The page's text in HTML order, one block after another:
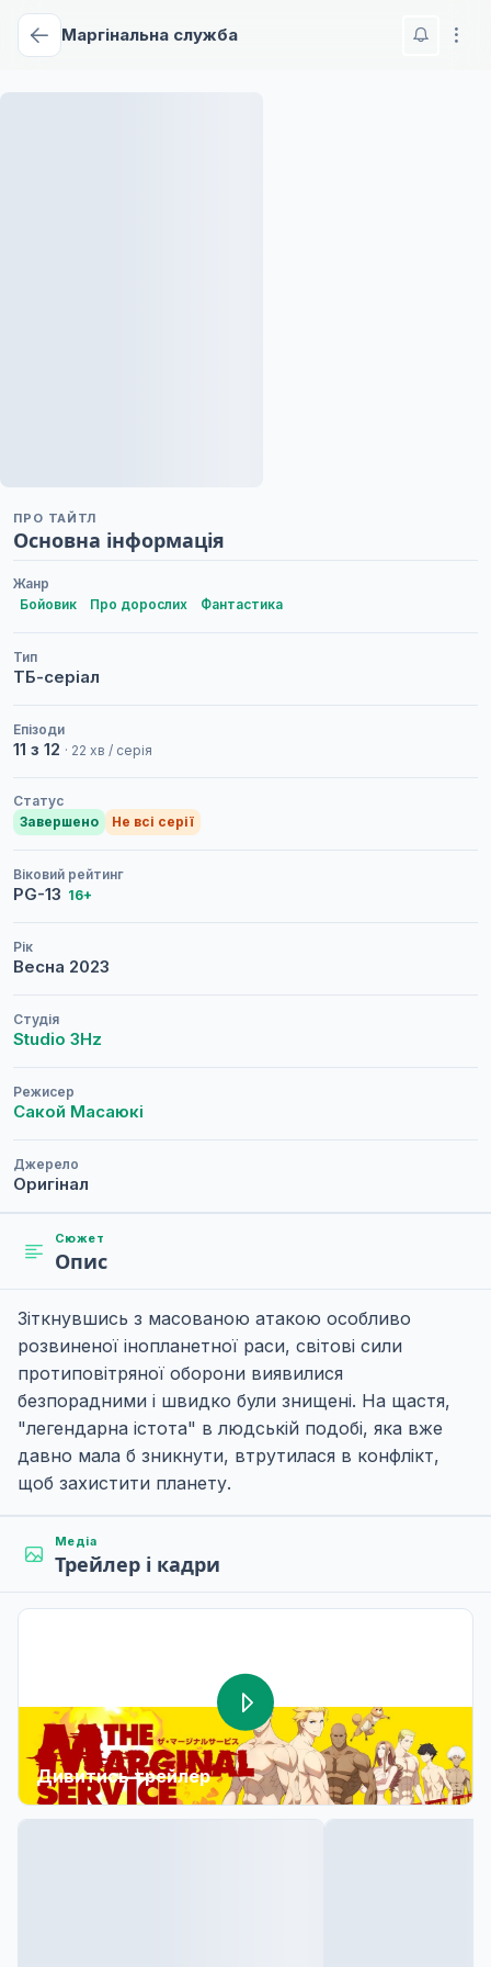
Маргінальна служба
ПРО ТАЙТЛ
Основна інформація
Жанр
Бойовик
Про дорослих Фантастика
Тип
ТБ-серіал
Епізоди
11 з 12 · 22 хв / серія
Статус
Завершено
Не всі серії
Віковий рейтинг
PG-13 16+
Рік
Весна 2023
Студія
Studio 3Hz
Режисер
Сакой Масаюкі
Джерело
Оригінал
Сюжет
Опис
Зіткнувшись з масованою атакою особливо
розвиненої інопланетної раси, світові сили
протиповітряної оборони виявилися
безпорадними і швидко були знищені. На щастя,
"легендарна істота" в людській подобі, яка вже
давно мала б зникнути, втрутилася в конфлікт,
щоб захистити планету.
Медіа
Трейлер і кадри
Дивитись трейлер